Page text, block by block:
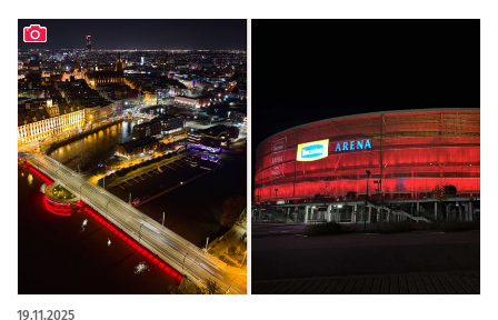
19.11.2025
artykuł z galerią zdjęć